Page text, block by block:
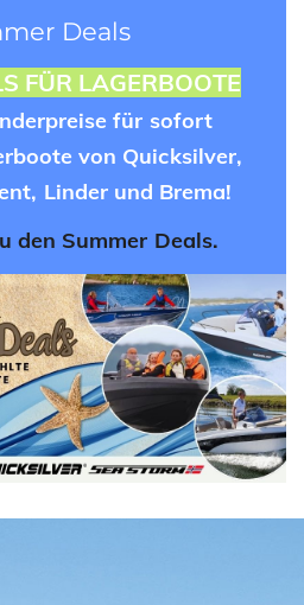
Deals
FÜR LAGERBOOTE
für sofort
von Quicksilver,
Linder und Brema!
den Summer Deals.